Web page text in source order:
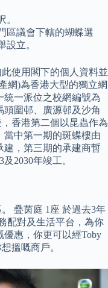
。
區議會下轄的蝴蝶選
設立。
使用閣下的個人資料並
網)為香港大型的獨立網
統一派位之校網編號為
頭圍邨、廣源邨及沙角
香港第二個以昆蟲作為
當中第一期的斑蝶樓由
建，第三期的承建商暫
2030年竣工。
疊茵庭 1座 於過去3年
配對及生活平台，為你
優惠，你更可以經Toby
搵嘅商戶。